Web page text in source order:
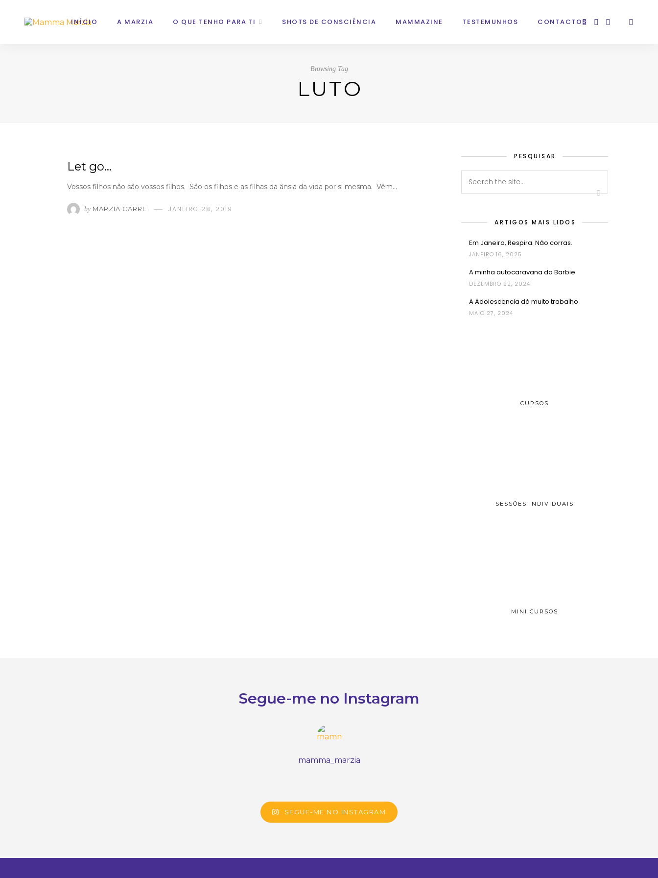
INÍCIO A MARZIA O QUE TENHO PARA TI SHOTS DE CONSCIÊNCIA MAMMAZINE TESTEMUNHOS CONTACTOS
Browsing Tag
LUTO
Let go…
Vossos filhos não são vossos filhos. São os filhos e as filhas da ânsia da vida por si mesma. Vêm…
by MARZIA CARRE JANEIRO 28, 2019
PESQUISAR
ARTIGOS MAIS LIDOS
Em Janeiro, Respira. Não corras.
JANEIRO 16, 2025
A minha autocaravana da Barbie
DEZEMBRO 22, 2024
A Adolescencia dá muito trabalho
MAIO 27, 2024
CURSOS
SESSÕES INDIVIDUAIS
MINI CURSOS
Segue-me no Instagram
mamma_marzia
SEGUE-ME NO INSTAGRAM